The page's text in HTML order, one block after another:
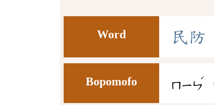
Word 民防
Bopomofo ㄇㄧㄣ
ˊ